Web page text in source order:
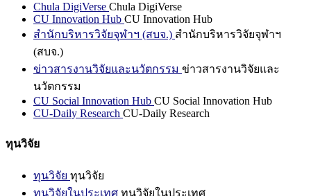
Chula DigiVerse Chula DigiVerse
CU Innovation Hub CU Innovation Hub
สำนักบริหารวิจัยจุฬาฯ (สบจ.) สำนักบริหารวิจัยจุฬาฯ
(สบจ.)
ข่าวสารงานวิจัยและนวัตกรรม ข่าวสารงานวิจัยและ
นวัตกรรม
CU Social Innovation Hub CU Social Innovation Hub
CU-Daily Research CU-Daily Research
ทุนวิจัย
ทุนวิจัย ทุนวิจัย
ทุนวิจัยในประเทศ ทุนวิจัยในประเทศ